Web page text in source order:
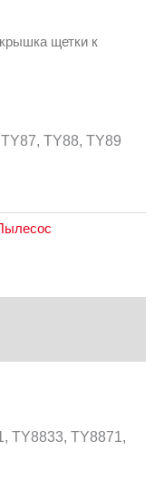
щетки к
TY88, TY89
TY8833, TY8871,